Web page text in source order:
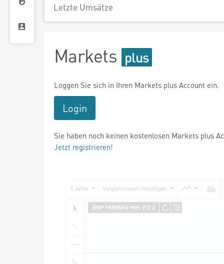
Letzte Umsätze
Markets
Loggen Sie sich in Ihren Markets plus Account ein.
Login
Sie haben noch keinen kostenlosen Markets plus
Jetzt registrieren!